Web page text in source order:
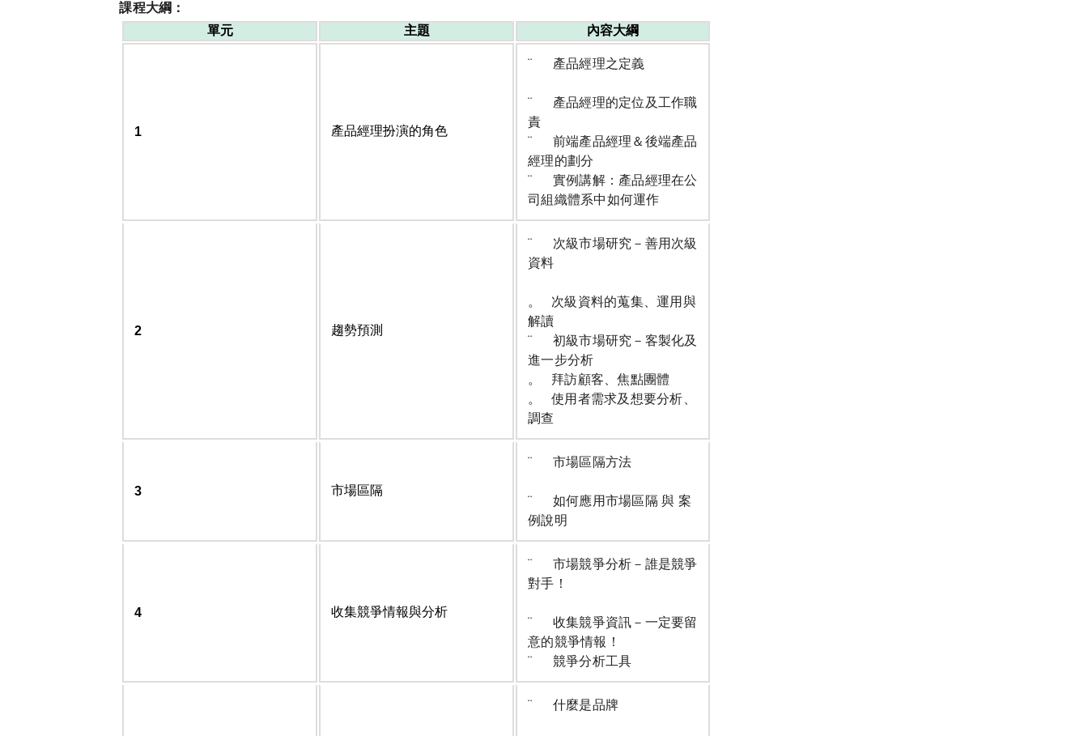
課程大綱：
單元
主題 內容大綱
1 產品經理扮演的角色
¨ 產品經理之定義
¨ 產品經理的定位及工作職
責
¨ 前端產品經理＆後端產品
經理的劃分
¨ 實例講解：產品經理在公
司組織體系中如何運作
2 趨勢預測
¨ 次級市場研究－善用次級
資料
。 次級資料的蒐集、運用與
解讀
¨ 初級市場研究－客製化及
進一步分析
。 拜訪顧客、焦點團體
。 使用者需求及想要分析、
調查
3 市場區隔
¨ 市場區隔方法
¨ 如何應用市場區隔 與 案
例說明
4 收集競爭情報與分析
¨ 市場競爭分析－誰是競爭
對手！
¨ 收集競爭資訊－一定要留
意的競爭情報！
¨ 競爭分析工具
¨ 什麼是品牌